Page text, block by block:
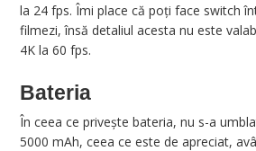
la 24 fps. Îmi place că poți face switch
filmezi, însă detaliul acesta nu este
4K la 60 fps.
Bateria
În ceea ce privește bateria, nu s-a
5000 mAh, ceea ce este de apreciat,